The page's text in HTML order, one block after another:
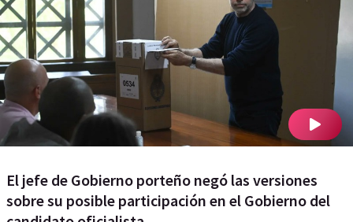
El jefe de Gobierno porteño negó las versiones
sobre su posible participación en el Gobierno del